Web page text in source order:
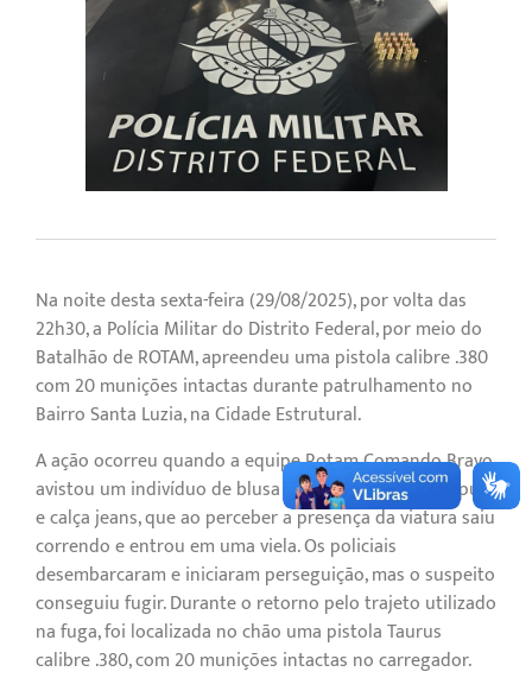
Na noite desta sexta-feira (29/08/2025), por volta das
22h30, a Polícia Militar do Distrito Federal, por meio do
Batalhão de ROTAM, apreendeu uma pistola calibre .380
com 20 munições intactas durante patrulhamento no
Bairro Santa Luzia, na Cidade Estrutural.
A ação ocorreu quando a equipe Rotam Comando Bravo
avistou um indivíduo de blusa de frio escura com capuz
e calça jeans, que ao perceber a presença da viatura saiu
correndo e entrou em uma viela. Os policiais
desembarcaram e iniciaram perseguição, mas o suspeito
conseguiu fugir. Durante o retorno pelo trajeto utilizado
na fuga, foi localizada no chão uma pistola Taurus
calibre .380, com 20 munições intactas no carregador.